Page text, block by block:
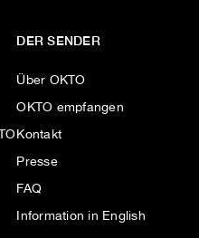
DER SENDER
Über OKTO
OKTO empfangen
Kontakt
Presse
FAQ
Information in English